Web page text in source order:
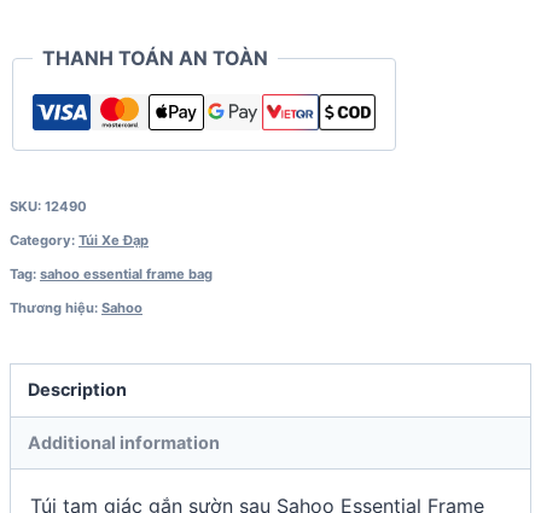
quantity
THANH TOÁN AN TOÀN
SKU: 12490
Category: Túi Xe Đạp
Tag: sahoo essential frame bag
Thương hiệu: Sahoo
Description
Additional information
Túi tam giác gắn sườn sau Sahoo Essential Frame